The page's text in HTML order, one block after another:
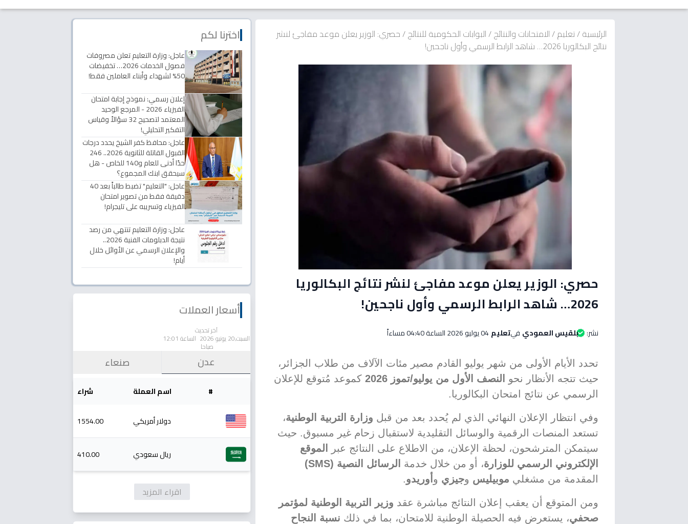
الرئيسية/تعليم/الامتحانات والنتائج/البوابات الحكومية للنتائج/حصري: الوزير يعلن موعد مفاجئ لنشر
نتائج البكالوريا 2026… شاهد الرابط الرسمي وأول ناجحين!
حصري: الوزير يعلن موعد مفاجئ لنشر نتائج البكالوريا
2026… شاهد الرابط الرسمي وأول ناجحين!
نشر: بلقيس العمودي فيتعليم04 يوليو 2026 الساعة 04:40 مساءاً
تحدد الأيام الأولى من شهر يوليو القادم مصير مئات الآلاف من طلاب الجزائر،
حيث تتجه الأنظار نحو
النصف الأول من يوليو/تموز 2026
كموعد مُتوقع للإعلان
الرسمي عن نتائج امتحان البكالوريا.
وفي انتظار الإعلان النهائي الذي لم يُحدد بعد من قبل وزارة التربية الوطنية،
تستعد المنصات الرقمية والوسائل التقليدية لاستقبال زحام غير مسبوق. حيث
سيتمكن المترشحون، لحظة الإعلان، من الاطلاع على النتائج عبر
الموقع
الإلكتروني الرسمي للوزارة، أو من خلال خدمة
الرسائل النصية (SMS)
المقدمة من مشغلي موبيليس وجيزي و أوريدو.
ومن المتوقع أن يعقب إعلان النتائج مباشرة عقد وزير التربية الوطنية لمؤتمر
صحفي، يستعرض فيه الحصيلة الوطنية للامتحان، بما في ذلك نسبة النجاح
اخترنا لكم
عاجل: وزارة التعليم تعلن مصروفات
فصول الخدمات 2026… تخفيضات
50% لشهداء وأبناء العاملين فقط!
إعلان رسمي: نموذج إجابة امتحان
الفيزياء 2026 - المرجع الوحيد
المعتمد لتصحيح 32 سؤالاً وقياس
التفكير التحليلي!
عاجل: محافظ كفر الشيخ يحدد درجات
القبول القاتلة للثانوية 2026.. 246
حدًا أدنى للعام و140 للخاص - هل
سيحقق ابنك المجموع؟
عاجل: "التعليم" تضبط طالباً بعد 40
دقيقة فقط من تصوير امتحان
الفيزياء وتسريبه على تليجرام!
عاجل: وزارة التعليم تنتهي من رصد
نتيجة الدبلومات الفنية 2026..
والإعلان الرسمي عن الأوائل خلال
أيام!
أسعار العملات
آخر تحديث
السبت,20 يونيو 2026 الساعة 12:01
صباحا
عدن صنعاء
# اسم العملة شراء
دولار أمريكي 1554.00
ريال سعودي 410.00
اقراء المزيد